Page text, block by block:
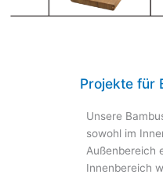
Projekte für
Unsere
sowohl im
Außenbereich
Innenbereich